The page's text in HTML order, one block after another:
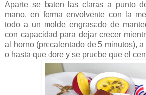
Aparte se baten las claras a punto
mano, en forma envolvente con la
todo a un molde engrasado de
con capacidad para dejar crecer
al horno (precalentado de 5 minutos), a
o hasta que dore y se pruebe que el